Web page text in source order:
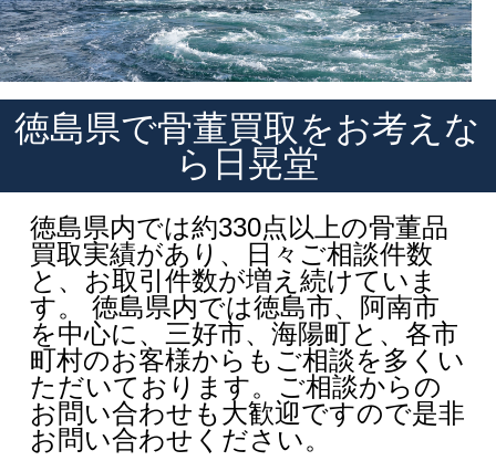
徳島県で骨董買取をお考えな
ら日晃堂
徳島県内では約330点以上の骨董品
買取実績があり、日々ご相談件数
と、お取引件数が増え続けていま
す。 徳島県内では徳島市、阿南市
を中心に、三好市、海陽町と、各市
町村のお客様からもご相談を多くい
ただいております。ご相談からの
お問い合わせも大歓迎ですので是非
お問い合わせください。